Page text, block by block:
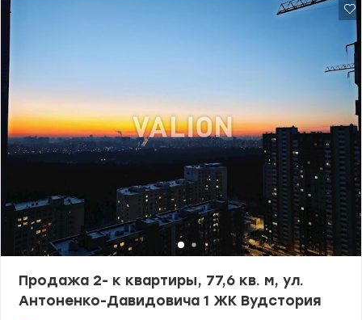
домом парк Партизанской Славы. Во дворе детские площадки. В
Продажа 2- к квартиры, 77,6 кв. м, ул.
Антоненко-Давидовича 1 ЖК Вудстория